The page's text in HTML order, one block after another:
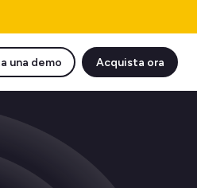
una demo Acquista ora